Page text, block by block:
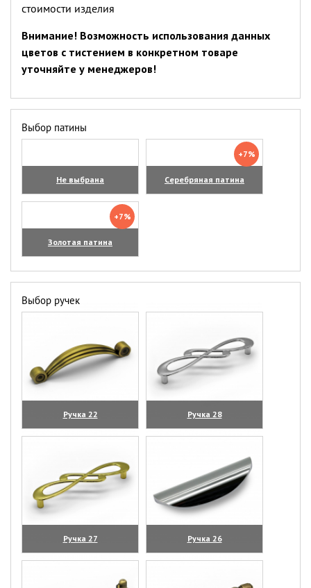
стоимости изделия
Внимание! Возможность использования данных
цветов с тистением в конкретном товаре
уточняйте у менеджеров!
Выбор патины
Не выбрана Серебряная патина
+7%
Золотая патина
+7%
Выбор ручек
Ручка 22
(увеличить)
Ручка 28
(увеличить)
Ручка 27
(увеличить)
Ручка 26
(увеличить)